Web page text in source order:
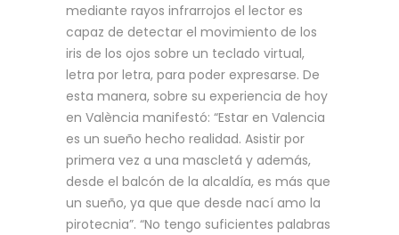
mediante rayos infrarrojos el lector es
capaz de detectar el movimiento de los
iris de los ojos sobre un teclado virtual,
letra por letra, para poder expresarse. De
esta manera, sobre su experiencia de hoy
en València manifestó: “Estar en Valencia
es un sueño hecho realidad. Asistir por
primera vez a una mascletá y además,
desde el balcón de la alcaldía, es más que
un sueño, ya que que desde nací amo la
pirotecnia”. “No tengo suficientes palabras